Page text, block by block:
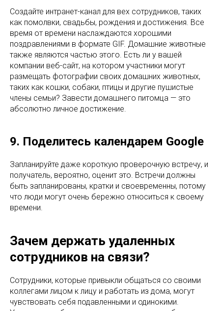
Создайте интранет-канал для вех сотрудников, таких
как помолвки, свадьбы, рождения и достижения. Все
время от времени наслаждаются хорошими
поздравлениями в формате GIF. Домашние животные
также являются частью этого. Есть ли у вашей
компании веб-сайт, на котором участники могут
размещать фотографии своих домашних животных,
таких как кошки, собаки, птицы и другие пушистые
члены семьи? Завести домашнего питомца — это
абсолютно личное достижение.
9. Поделитесь календарем Google
Запланируйте даже короткую проверочную встречу, и
получатель, вероятно, оценит это. Встречи должны
быть запланированы, кратки и своевременны, потому
что люди могут очень бережно относиться к своему
времени.
Зачем держать удаленных
сотрудников на связи?
Сотрудники, которые привыкли общаться со своими
коллегами лицом к лицу и работать из дома, могут
чувствовать себя подавленными и одинокими.